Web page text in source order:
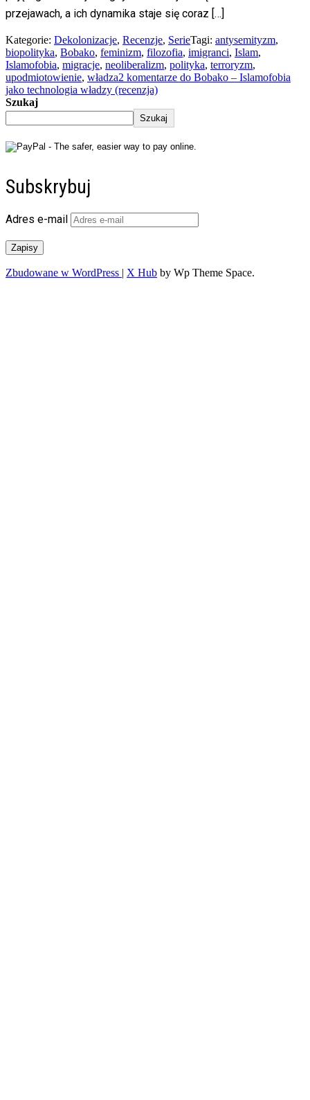
przejawach, a ich dynamika staje się coraz […]
Kategorie: Dekolonizacje, Recenzje, SerieTagi: antysemityzm,
biopolityka, Bobako, feminizm, filozofia, imigranci, Islam,
Islamofobia, migracje, neoliberalizm, polityka, terroryzm,
upodmiotowienie, władza2 komentarze do Bobako – Islamofobia
jako technologia władzy (recenzja)
Szukaj
Szukaj
Subskrybuj
Adres e-mail
Zapisy
Zbudowane w WordPress | X Hub by Wp Theme Space.